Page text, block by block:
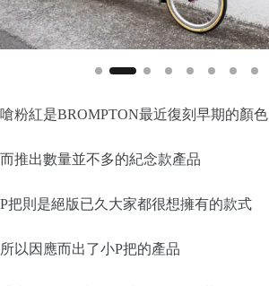
嗆粉紅是BROMPTON最近復刻早期的顏色
而推出數量並不多的紀念款產品
P把則是絕版已久大家都很想擁有的款式
所以因應而出了小P把的產品